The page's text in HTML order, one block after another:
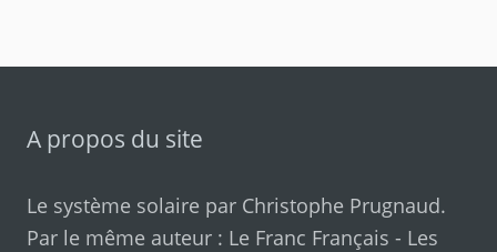
A propos du site
Le système solaire par Christophe Prugnaud.
Par le même auteur : Le Franc Français - Les